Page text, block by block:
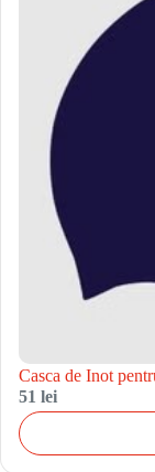
Casca de Inot
51 lei